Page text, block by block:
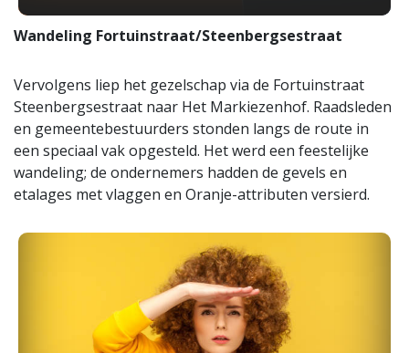
Wandeling Fortuinstraat/Steenbergsestraat
Vervolgens liep het gezelschap via de Fortuinstraat
Steenbergsestraat naar Het Markiezenhof. Raadsleden
en gemeentebestuurders stonden langs de route in
een speciaal vak opgesteld. Het werd een feestelijke
wandeling; de ondernemers hadden de gevels en
etalages met vlaggen en Oranje-attributen versierd.